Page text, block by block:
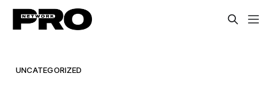
UNCATEGORIZED